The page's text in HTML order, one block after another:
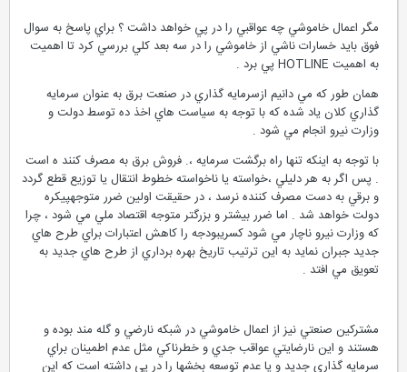
مگر اعمال خاموشي چه عواقبي را در پي خواهد داشت ؟ براي پاسخ به سوال
فوق بايد خسارات ناشي از خاموشي را در سه بعد كلي بررسي كرد تا اهميت
به اهميت HOTLINE پي برد .
همان طور كه مي دانيم ازسرمايه گذاري در صنعت برق به عنوان سرمايه
گذاري كلان ياد شده كه با توجه به سياست هاي اخذ ده توسط دولت و
وزارت نيرو انجام مي شود .
با توجه به اينكه تنها راه برگشت سرمايه ،. فروش برق به مصرف كنند ه است
. پس اگر به هر دليلي ،خواسته يا ناخواسته خطوط انتقال يا توزيع قطع گردد
و برقي به دست مصرف كننده نرسد ، در حقيقت اولين ضرر متوجهپيكره
دولت خواهد شد . اما ضرر بيشتر و بزرگتر متوجه اقتصاد ملي مي شود ، چرا
كه وزارت نيرو ناچار مي شود كسريبودجه را كاهش اعتبارات براي طرح هاي
جديد جبران نمايد به اين ترتيب تاريخ بهره برداري از طرح هاي جديد به
تعويق مي افتد .
مشتركين صنعتي نيز از اعمال خاموشي در شبكه نارضي و گله مند بوده و
هستند و اين نارضايتي عواقب جدي و خطرناكي مثل عدم اطمينان براي
سرمايه گذاري جديد و يا عدم توسعه بخشها را در پي داشته است كه اين